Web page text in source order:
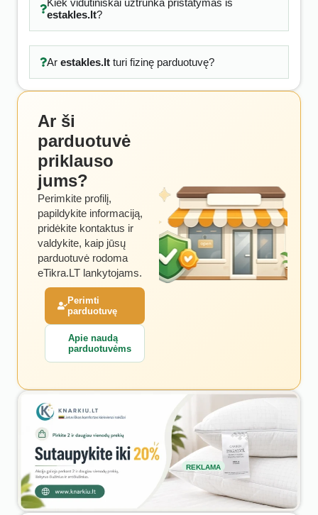
Kiek vidutiniškai užtrunka pristatymas iš
estakles.lt?
Ar estakles.ltturi fizinę parduotuvę?
Ar ši
parduotuvė
priklauso
jums?
Perimkite profilį,
papildykite informaciją,
pridėkite kontaktus ir
valdykite, kaip jūsų
parduotuvė rodoma
eTikra.LT lankytojams.
Perimti
parduotuvę
Apie naudą
parduotuvėms
REKLAMA